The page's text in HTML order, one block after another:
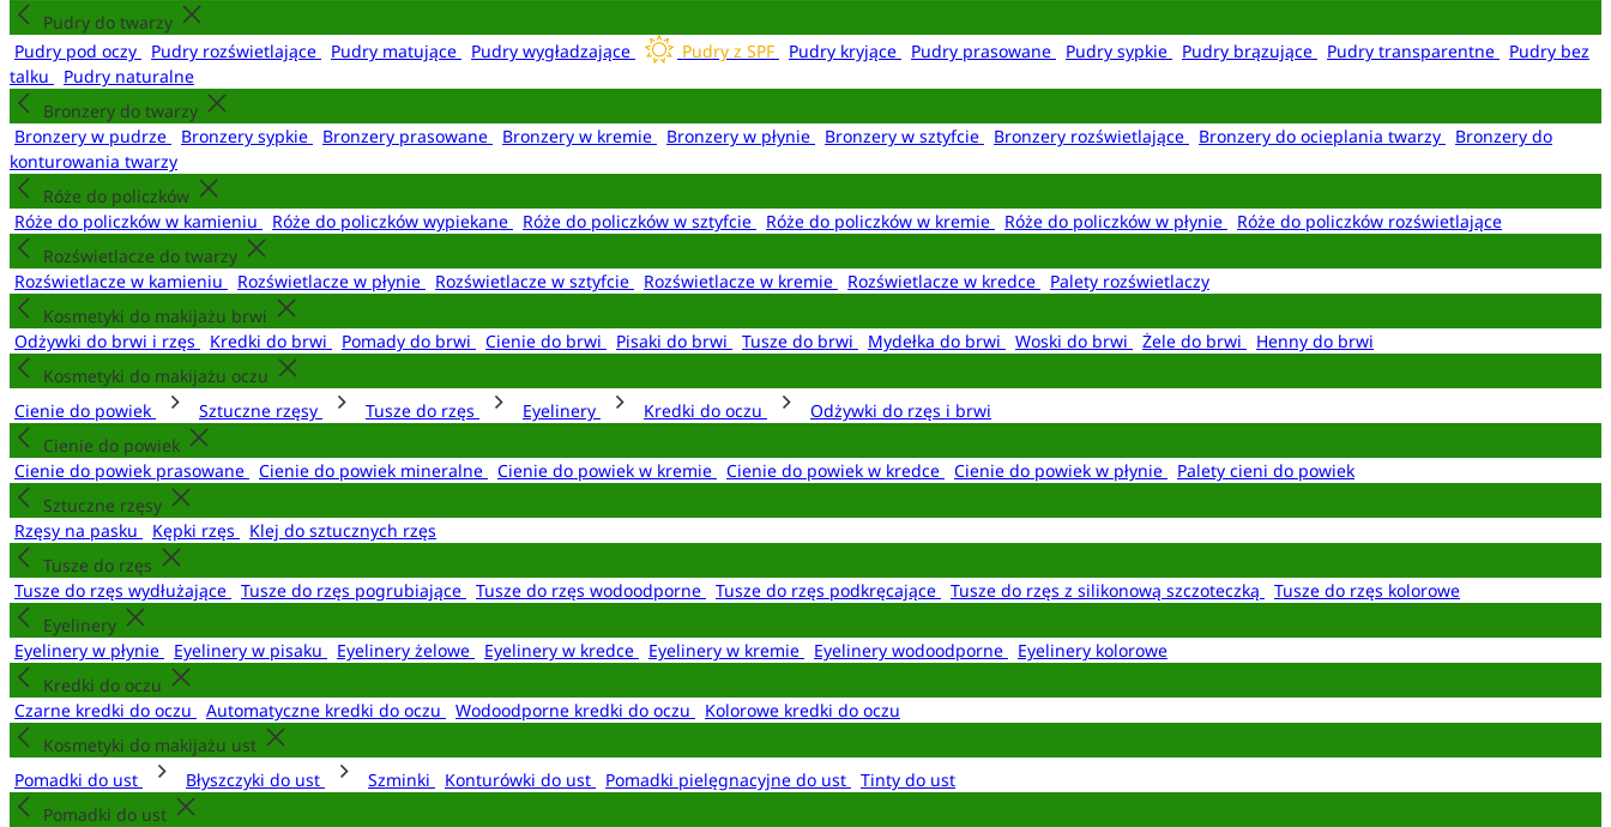
Pudry do twarzy
Pudry pod oczy
Pudry rozświetlające Pudry matujące Pudry wygładzające Pudry z SPF Pudry kryjące Pudry prasowane Pudry sypkie Pudry brązujące Pudry transparentne
Pudry bez
talku
Pudry naturalne
Bronzery do twarzy
Bronzery w pudrze
Bronzery sypkie Bronzery prasowane Bronzery w kremie Bronzery w płynie Bronzery w sztyfcie Bronzery rozświetlające Bronzery do ocieplania twarzy
Bronzery do
konturowania twarzy
Róże do policzków
Róże do policzków w kamieniu
Róże do policzków wypiekane Róże do policzków w sztyfcie Róże do policzków w kremie Róże do policzków w płynie
Róże do policzków rozświetlające
Rozświetlacze do twarzy
Rozświetlacze w kamieniu
Rozświetlacze w płynie Rozświetlacze w sztyfcie Rozświetlacze w kremie Rozświetlacze w kredce
Palety rozświetlaczy
Kosmetyki do makijażu brwi
Odżywki do brwi i rzęs
Kredki do brwi Pomady do brwi Cienie do brwi Pisaki do brwi Tusze do brwi Mydełka do brwi Woski do brwi Żele do brwi
Henny do brwi
Kosmetyki do makijażu oczu
Cienie do powiek
Sztuczne rzęsy Tusze do rzęs Eyelinery Kredki do oczu
Odżywki do rzęs i brwi
Cienie do powiek
Cienie do powiek prasowane
Cienie do powiek mineralne Cienie do powiek w kremie Cienie do powiek w kredce Cienie do powiek w płynie
Palety cieni do powiek
Sztuczne rzęsy
Rzęsy na pasku
Kępki rzęs
Klej do sztucznych rzęs
Tusze do rzęs
Tusze do rzęs wydłużające
Tusze do rzęs pogrubiające Tusze do rzęs wodoodporne Tusze do rzęs podkręcające Tusze do rzęs z silikonową szczoteczką
Tusze do rzęs kolorowe
Eyelinery
Eyelinery w płynie
Eyelinery w pisaku Eyelinery żelowe Eyelinery w kredce Eyelinery w kremie Eyelinery wodoodporne
Eyelinery kolorowe
Kredki do oczu
Czarne kredki do oczu
Automatyczne kredki do oczu Wodoodporne kredki do oczu
Kolorowe kredki do oczu
Kosmetyki do makijażu ust
Pomadki do ust
Błyszczyki do ust Szminki Konturówki do ust Pomadki pielęgnacyjne do ust
Tinty do ust
Pomadki do ust